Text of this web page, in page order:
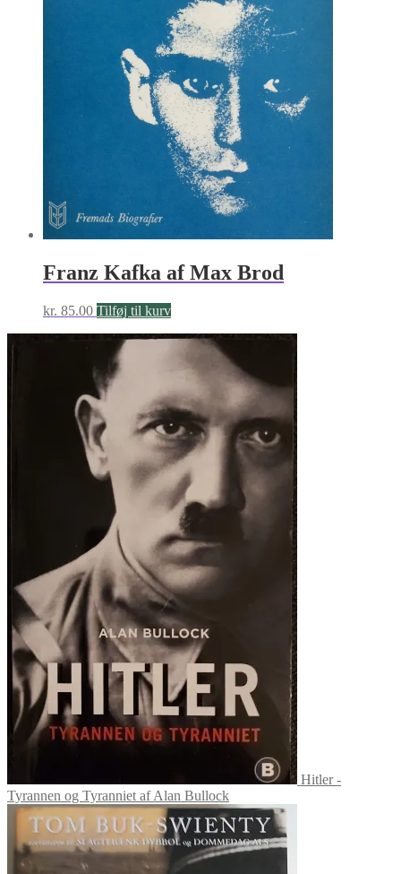
Franz Kafka af Max Brod
kr. 85.00 Tilføj til kurv
Hitler -
Tyrannen og Tyranniet af Alan Bullock